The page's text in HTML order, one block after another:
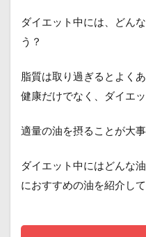
ダイエット中には、どん
う？
脂質は取り過ぎるとよく
健康だけでなく、ダイエ
適量の油を摂ることが大事
ダイエット中にはどんな
におすすめの油を紹介して